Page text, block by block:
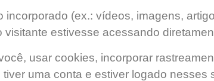
(ex.: vídeos, imagens,
estivesse acessando
usar cookies, incorporar
uma conta e estiver logado nesses